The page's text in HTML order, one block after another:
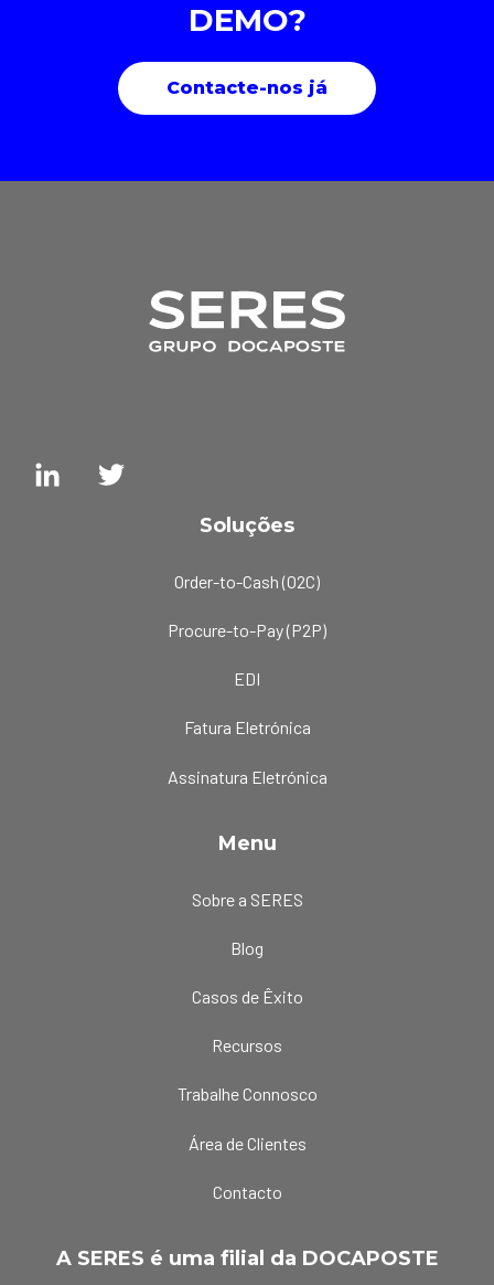
DEMO?
Contacte-nos já
Soluções
Order-to-Cash (O2C)
Procure-to-Pay (P2P)
EDI
Fatura Eletrónica
Assinatura Eletrónica
Menu
Sobre a SERES
Blog
Casos de Êxito
Recursos
Trabalhe Connosco
Área de Clientes
Contacto
A SERES é uma filial da DOCAPOSTE